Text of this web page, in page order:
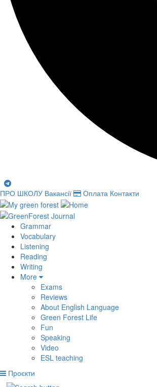
ПРО ШКОЛУ Вакансії Оплата Контакти
Grammar
Vocabulary
Listening
Reading
Writing
More
Exams
Reviews
About English Language
Green Forest Life
Fun
Speaking
Video
ESL teaching
Проєкти